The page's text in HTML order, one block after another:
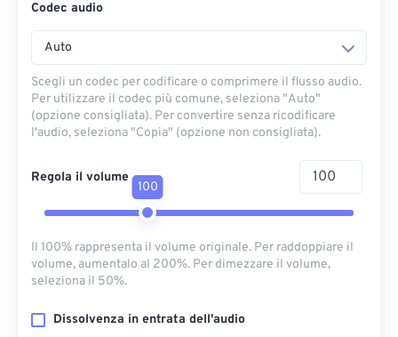
Codec audio
Auto
Scegli un codec per codificare o comprimere il flusso audio.
Per utilizzare il codec più comune, seleziona "Auto"
(opzione consigliata). Per convertire senza ricodificare
l'audio, seleziona "Copia" (opzione non consigliata).
Regola il volume
100
Il 100% rappresenta il volume originale. Per raddoppiare il
volume, aumentalo al 200%. Per dimezzare il volume,
seleziona il 50%.
Dissolvenza in entrata dell'audio